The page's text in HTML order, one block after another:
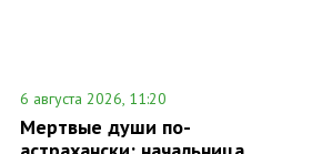
6 августа 2026, 11:20
Мертвые души по-